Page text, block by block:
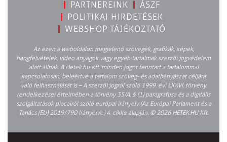
PARTNEREINK
ÁSZF
POLITIKAI HIRDETÉSEK
WEBSHOP TÁJÉKOZTATÓ
Az ezen a weboldalon megjelenő szövegek, grafikák, képek,
hangfelvételek, video anyagok vagy egyéb tartalmak szerzői jogvédelem
alatt állnak. A Hetek.hu Kft. minden jogot fenntart a tartalommal
kapcsolatosan, beleértve a tartalom szöveg- és adatbányászat céljára
való felhasználását is – A szerzői jogról szóló 1999. évi LXXVI. törvény
rendelkezései értelmében a törvény 35/A. § (1) paragrafusa és a digitális
szolgáltatások piacairól szóló európai irányelv (Az Európai Parlament és a
Tanács (EU) 2019/790 Irányelve) 4. cikke alapján. © 2026 HETEK.HU Kft.